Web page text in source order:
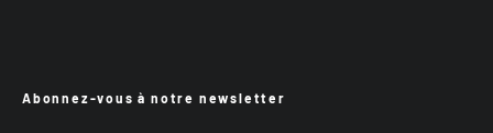
Abonnez-vous à notre newsletter